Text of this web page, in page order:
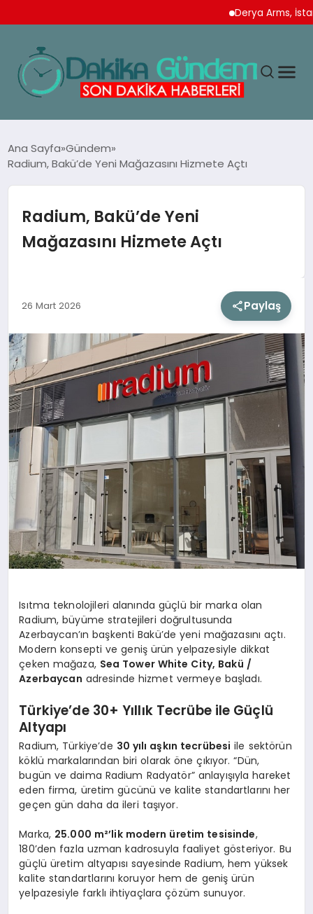
Derya Arms,
SPOR
EKONOMI
SIYASET
SAĞLIK
DÜNYA
EĞITIM
Ana Sayfa Gündem
Radium, Bakü’de Yeni Mağazasını Hizmete Açtı
Radium, Bakü’de Yeni
Mağazasını Hizmete Açtı
26 Mart 2026 Paylaş
Isıtma teknolojileri alanında güçlü bir marka olan
Radium, büyüme stratejileri doğrultusunda
Azerbaycan’ın başkenti Bakü’de yeni mağazasını açtı.
Modern konsepti ve geniş ürün yelpazesiyle dikkat
çeken mağaza, Sea Tower White City, Bakü /
Azerbaycan adresinde hizmet vermeye başladı.
Türkiye’de 30+ Yıllık Tecrübe ile Güçlü
Altyapı
Radium, Türkiye’de 30 yılı aşkın tecrübesi ile sektörün
köklü markalarından biri olarak öne çıkıyor. “Dün,
bugün ve daima Radium Radyatör” anlayışıyla hareket
eden firma, üretim gücünü ve kalite standartlarını her
geçen gün daha da ileri taşıyor.
Marka, 25.000 m²’lik modern üretim tesisinde,
180’den fazla uzman kadrosuyla faaliyet gösteriyor. Bu
güçlü üretim altyapısı sayesinde Radium, hem yüksek
kalite standartlarını koruyor hem de geniş ürün
yelpazesiyle farklı ihtiyaçlara çözüm sunuyor.